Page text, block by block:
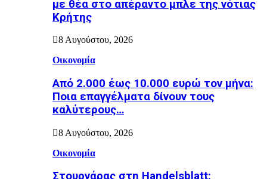
με θέα στο απέραντο μπλε της νότιας
Κρήτης
8 Αυγούστου, 2026
Οικονομία
Από 2.000 έως 10.000 ευρώ τον μήνα:
Ποια επαγγέλματα δίνουν τους
καλύτερους…
8 Αυγούστου, 2026
Οικονομία
Στουρνάρας στη Handelsblatt: